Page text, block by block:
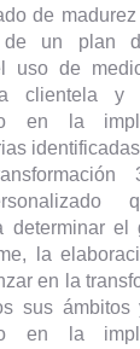
de
de un plan
uso de
clientela y
en la
determinar el
la
en la
sus ámbitos
en la